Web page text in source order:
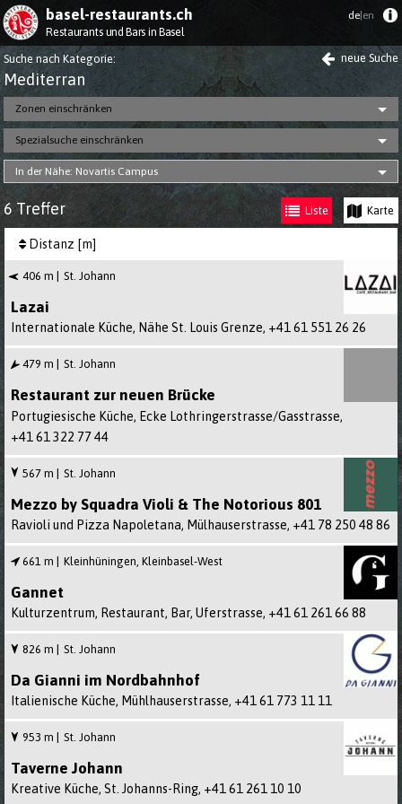
basel-restaurants.ch
Restaurants und Bars in Basel
de|en
Suche nach Kategorie: neue Suche
Mediterran
Zonen einschränken
Spezialsuche einschränken
In der Nähe: Novartis Campus
6 Treffer Liste Karte
Distanz [m]
St. Johann
406 m
Lazai
Internationale Küche, Nähe St. Louis Grenze, +41 61 551 26 26
St. Johann
479 m
Restaurant zur neuen Brücke
Portugiesische Küche, Ecke Lothringerstrasse/Gasstrasse,
+41 61 322 77 44
St. Johann
567 m
Mezzo by Squadra Violi & The Notorious 801
Ravioli und Pizza Napoletana, Mülhauserstrasse, +41 78 250 48 86
Kleinhüningen, Kleinbasel-West
661 m
Gannet
Kulturzentrum, Restaurant, Bar, Uferstrasse, +41 61 261 66 88
St. Johann
826 m
Da Gianni im Nordbahnhof
Italienische Küche, Mühlhauserstrasse, +41 61 773 11 11
St. Johann
953 m
Taverne Johann
Kreative Küche, St. Johanns-Ring, +41 61 261 10 10